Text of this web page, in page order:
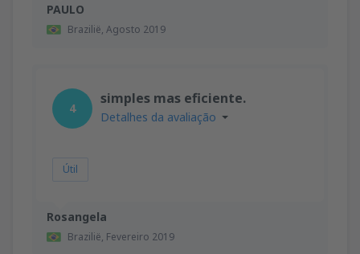
PAULO
Brazilië, Agosto 2019
Rosangela
Brazilië, Fevereiro 2019
4
simples mas eficiente.
Detalhes da avaliação
Útil